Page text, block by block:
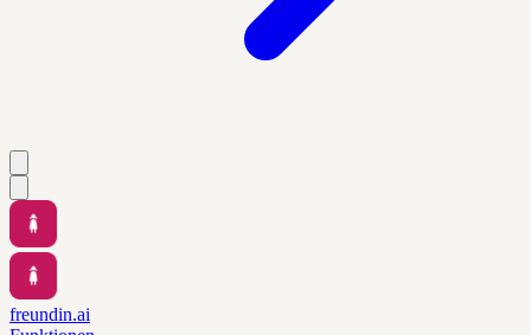
freundin.ai